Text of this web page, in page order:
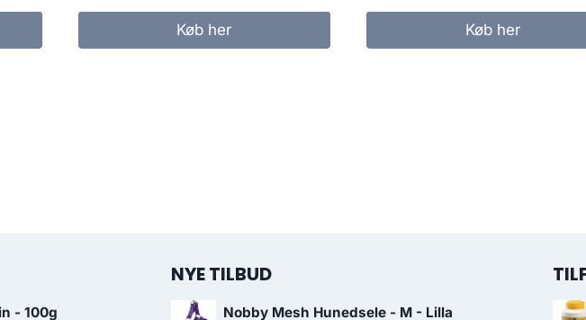
Køb her Køb her
- 100g
NYE TILBUD
Nobby Mesh Hunedsele - M - Lilla